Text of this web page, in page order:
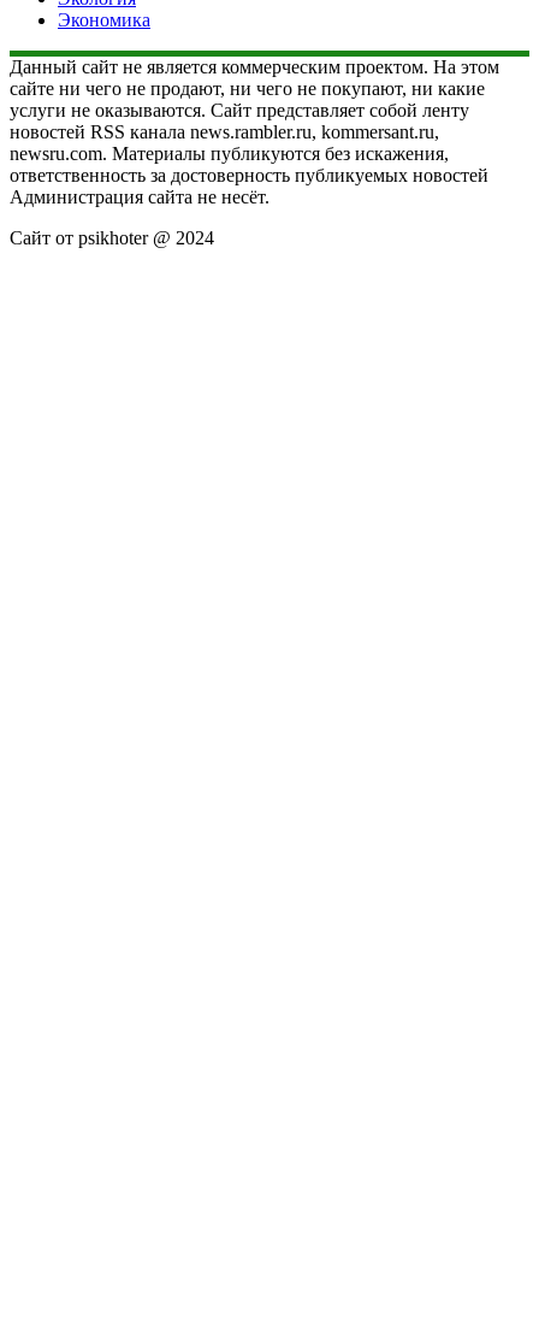
Экономика
Данный сайт не является коммерческим проектом. На этом
сайте ни чего не продают, ни чего не покупают, ни какие
услуги не оказываются. Сайт представляет собой ленту
новостей RSS канала news.rambler.ru, kommersant.ru,
newsru.com. Материалы публикуются без искажения,
ответственность за достоверность публикуемых новостей
Администрация сайта не несёт.
Сайт от psikhoter @ 2024